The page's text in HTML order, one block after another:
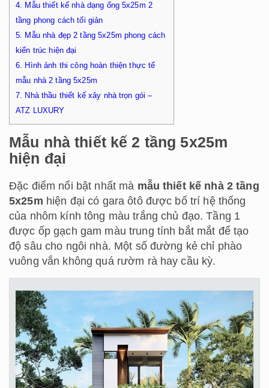
4. Mẫu thiết kế nhà dạng ống 5x25m 2
tầng phong cách tối giản
5. Mẫu nhà đẹp 2 tầng 5x25m phong cách
kiến trúc hiện đại
6. Hình ảnh thi công hoàn thiện thực tế
mẫu nhà 2 tầng 5x25m
7. Nhà thầu thiết kế xây nhà trọn gói –
ATZ LUXURY
Mẫu nhà thiết kế 2 tầng 5x25m
hiện đại
Đặc điểm nổi bật nhất mà mẫu thiết kế nhà 2 tầng
5x25m hiện đại có gara ôtô được bố trí hệ thống
của nhôm kính tông màu trắng chủ đạo. Tầng 1
được ốp gạch gam màu trung tính bắt mắt để tạo
độ sâu cho ngôi nhà. Một số đường kẻ chỉ phào
vuông vắn không quá rườm rà hay cầu kỳ.